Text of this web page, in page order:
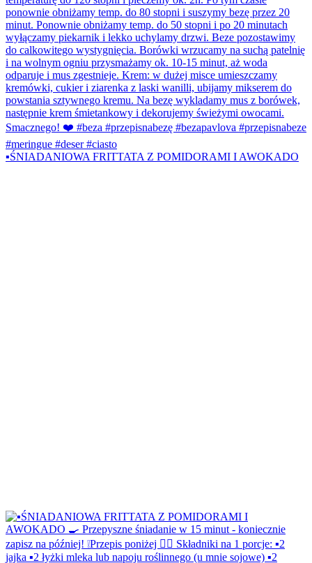
▪️ŚNIADANIOWA FRITTATA Z POMIDORAMI I AWOKADO